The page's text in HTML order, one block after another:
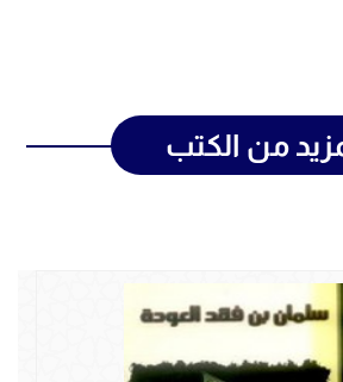
من الكتب